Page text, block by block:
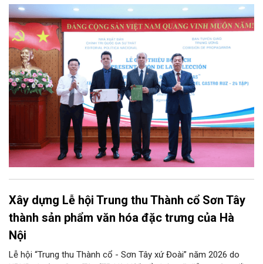
Đảng, Nhà nước và nhân dân Việt Nam, chiều 5/8, tại Hà Nội,
Nhà xuất bản Chính trị quốc gia Sự thật phối hợp với Ban Tuyên
giáo Trung ương tổ chức Lễ giới thiệu bộ sách “Tuyển tập các
tác phẩm chọn lọc của Tổng Tư lệnh Fidel Castro Ruz” gồm 24
tập bằng tiếng Tây Ban Nha.
Xây dựng Lễ hội Trung thu Thành cổ Sơn Tây
thành sản phẩm văn hóa đặc trưng của Hà
Nội
Lễ hội “Trung thu Thành cổ - Sơn Tây xứ Đoài” năm 2026 do